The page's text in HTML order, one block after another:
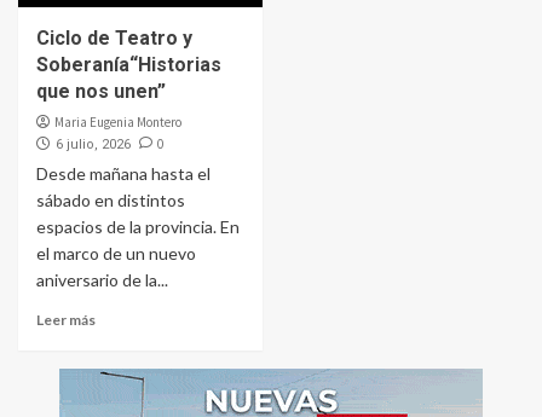
Ciclo de Teatro y
Soberanía“Historias
que nos unen”
Maria Eugenia Montero
6 julio, 2026 0
Desde mañana hasta el
sábado en distintos
espacios de la provincia. En
el marco de un nuevo
aniversario de la...
Leer más